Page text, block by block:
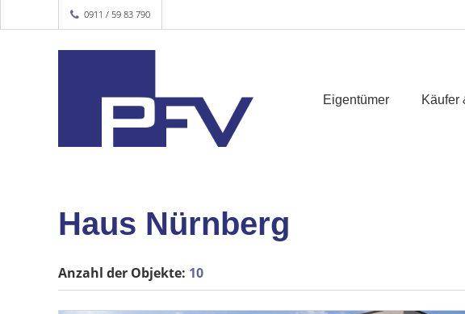
0911 / 59 83 790
Eigentümer Käufer
Haus Nürnberg
Anzahl der Objekte: 10